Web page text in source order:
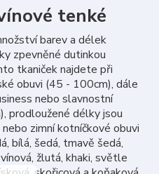
tenké
barev a délek
zpevněné dutinkou
tkaniček najdete při
obuvi (45 - 100cm), dále
nebo slavnostní
prodloužené délky jsou
zimní kotníčkové obuvi
bílá, šedá, tmavě šedá,
žlutá, khaki, světle